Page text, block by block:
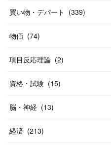
58)
10
買い物・デパート (339)
物価 (74)
項目反応理論 (2)
資格・試験 (15)
脳・神経 (13)
経済 (213)